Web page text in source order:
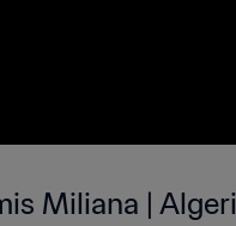
Miliana |